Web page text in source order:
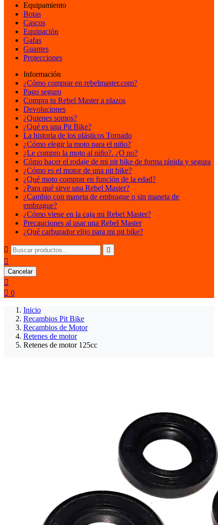
Equipamiento
Botas
Cascos
Equipación
Gafas
Guantes
Protecciones
Información
¿Cómo comprar en rebelmaster.com?
Pago seguro
Compra tu Rebel Master a plazos
Devoluciones
¿Quienes somos?
¿Qué es una Pit Bike?
La historia de los plásticos Tornado
¿Cómo elegir la moto para el niño?
¿Le compro la moto al niño?. ¿O no?
Cómo hacer el rodaje de mi pit bike de forma rápida y segura
¿Cómo es el motor de una pit bike?
¿Qué moto comprar en función de la edad?
¿Para qué sirve una Rebel Master?
¿Cambio con maneta de embrague o sin maneta de
embrague?
¿Cómo viene en la caja mi Rebel Master?
Precauciones al usar una Rebel Master
¿Qué carburador elijo para mi pit bike?
 

Cancelar

 0
Inicio
Recambios Pit Bike
Recambios de Motor
Retenes de motor
Retenes de motor 125cc